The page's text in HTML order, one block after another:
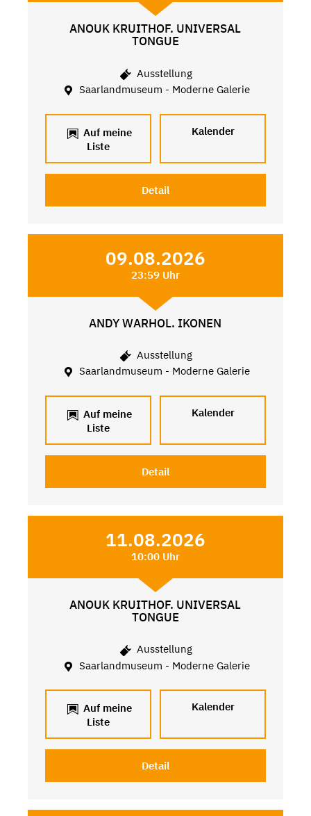
ANOUK KRUITHOF. UNIVERSAL
TONGUE
Ausstellung
Saarlandmuseum - Moderne Galerie
Auf meine
Liste
Kalender
Detail
09.08.2026
23:59 Uhr
ANDY WARHOL. IKONEN
Ausstellung
Saarlandmuseum - Moderne Galerie
Auf meine
Liste
Kalender
Detail
11.08.2026
10:00 Uhr
ANOUK KRUITHOF. UNIVERSAL
TONGUE
Ausstellung
Saarlandmuseum - Moderne Galerie
Auf meine
Liste
Kalender
Detail